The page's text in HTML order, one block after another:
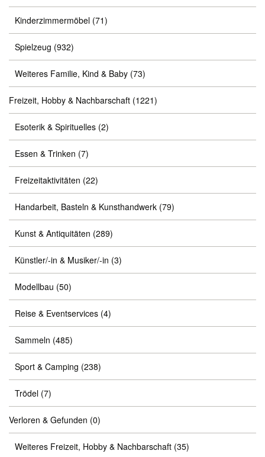
Kinderzimmermöbel (71)
Spielzeug (932)
Weiteres Familie, Kind & Baby (73)
Freizeit, Hobby & Nachbarschaft (1221)
Esoterik & Spirituelles (2)
Essen & Trinken (7)
Freizeitaktivitäten (22)
Handarbeit, Basteln & Kunsthandwerk (79)
Kunst & Antiquitäten (289)
Künstler/-in & Musiker/-in (3)
Modellbau (50)
Reise & Eventservices (4)
Sammeln (485)
Sport & Camping (238)
Trödel (7)
Verloren & Gefunden (0)
Weiteres Freizeit, Hobby & Nachbarschaft (35)